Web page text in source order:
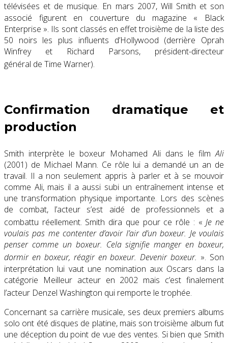
télévisées et de musique. En mars 2007, Will Smith et son
associé figurent en couverture du magazine « Black
Enterprise ». Ils sont classés en effet troisième de la liste des
50 noirs les plus influents d’Hollywood (derrière Oprah
Winfrey et Richard Parsons, président-directeur
général de Time Warner).
Confirmation dramatique et
production
Smith interprète le boxeur Mohamed Ali dans le filmAli
(2001) de Michael Mann. Ce rôle lui a demandé un an de
travail. Il a non seulement appris à parler et à se mouvoir
comme Ali, mais il a aussi subi un entraînement intense et
une transformation physique importante. Lors des scènes
de combat, l’acteur s’est aidé de professionnels et a
combattu réellement. Smith dira que pour ce rôle : «Je ne
voulais pas me contenter d’avoir l’air d’un boxeur. Je voulais
penser comme un boxeur. Cela signifie manger en boxeur,
dormir en boxeur, réagir en boxeur. Devenir boxeur. ». Son
interprétation lui vaut une nomination aux Oscars dans la
catégorie Meilleur acteur en 2002 mais c’est finalement
l’acteur Denzel Washington qui remporte le trophée.
Concernant sa carrière musicale, ses deux premiers albums
solo ont été disques de platine, mais son troisième album fut
une déception du point de vue des ventes. Si bien que Smith